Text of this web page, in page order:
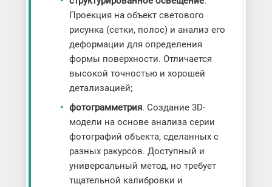
Проекция на объект светового
рисунка (сетки, полос) и анализ его
деформации для определения
формы поверхности. Отличается
высокой точностью и хорошей
детализацией;
фотограмметрия. Создание 3D-
модели на основе анализа серии
фотографий объекта, сделанных с
разных ракурсов. Доступный и
универсальный метод, но требует
тщательной калибровки и